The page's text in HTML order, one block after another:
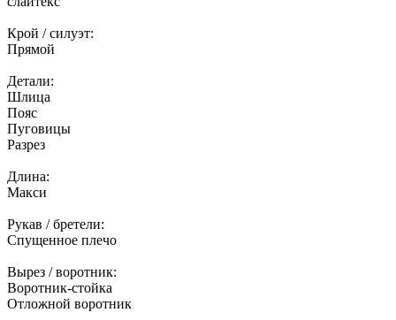
Крой / силуэт:
Прямой
Детали:
Шлица
Пояс
Пуговицы
Разрез
Длина:
Макси
Рукав / бретели:
Спущенное плечо
Вырез / воротник:
Воротник-стойка
Отложной воротник